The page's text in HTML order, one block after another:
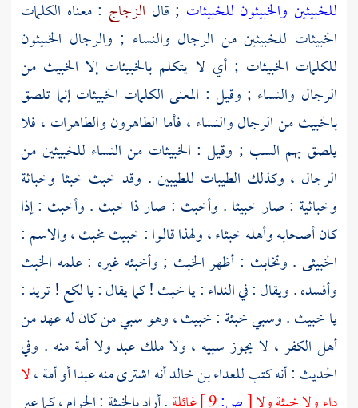
للخبيثين والخبيثون للخبيثات ; قال الزجاج : معناه الكلمات
الخبيثات للخبيثين من الرجال والنساء ; والرجال الخبيثون
للكلمات الخبيثات ; أي لا يتكلم بالخبيثات إلا الخبيث من
الرجال والنساء ; وقيل : المعنى الكلمات الخبيثات إنما تلصق
بالخبيث من الرجال والنساء ، فأما الطاهرون والطاهرات ، فلا
يلصق بهم السب ; وقيل : الخبيثات من النساء للخبيثين من
الرجال ، وكذلك الطيبات للطيبين . وقد خبث خبثا وخباثة
وخباثية : صار خبيثا . وأخبث : صار ذا خبث . وأخبث : إذا
كان أصحابه وأهله خبثاء ، ولهذا قالوا : خبيث مخبث ، والاسم :
الخبيثى . وتخابث : أظهر الخبث ; وأخبثه غيره : علمه الخبث
وأفسده . ويقال : في النداء : يا خبث ! كما يقال : يا لكع ! تريد :
يا خبيث . وسبي خبثة : خبيث ، وهو سبي من كان له عهد من
أهل الكفر ، لا يجوز سبيه ، ولا ملك عبد ولا أمة منه . وفي
الحديث : أنه كتبللعداء بن خالدأنه اشترى منه عبدا أو أمة ،لا